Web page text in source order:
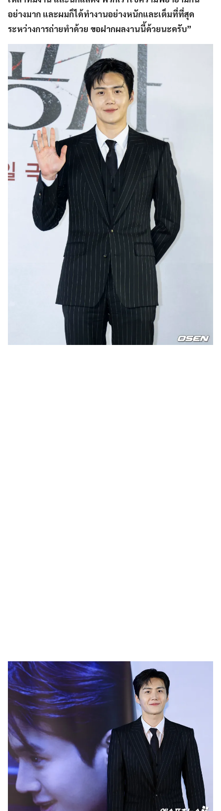
อย่างมาก และผมก็ได้ทำงานอย่างหนักและเต็มที่ที่สุด
ระหว่างการถ่ายทำด้วย ขอฝากผลงานนี้ด้วยนะครับ”